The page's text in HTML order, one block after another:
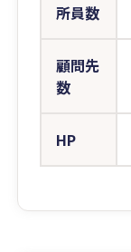
所員数
顧問先
数
HP